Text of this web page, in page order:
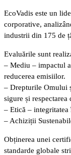
EcoVadis este un
corporative,
industrii din 175 de
Evaluările sunt
– Mediu – impactul
reducerea emisiilor.
– Drepturile Omului
sigure și
– Etică –
– Achiziții
Obținerea unei
standarde globale